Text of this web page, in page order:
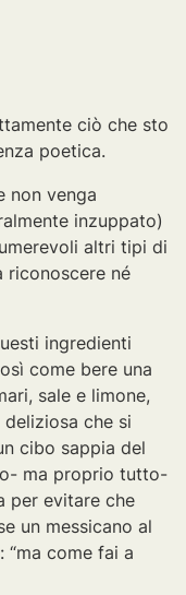
ciò che sto
poetica.
non venga
inzuppato)
altri tipi di
riconoscere né
ingredienti
come bere una
sale e limone,
che si
cibo sappia del
ma proprio tutto-
per evitare che
un messicano al
come fai a